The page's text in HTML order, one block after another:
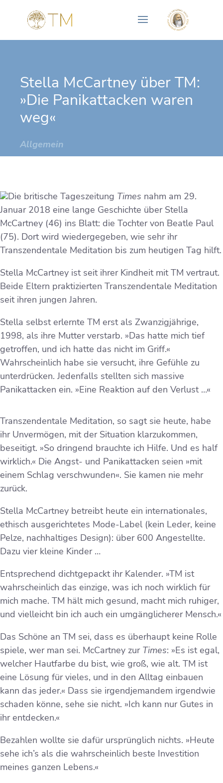
Stella McCartney über TM:
»Die Panikattacken waren
weg«
Allgemein
Die britische Tageszeitung Times nahm am 29.
Januar 2018 eine lange Geschichte über Stella
McCartney (46) ins Blatt: die Tochter von Beatle Paul
(75). Dort wird wiedergegeben, wie sehr ihr
Transzendentale Meditation bis zum heutigen Tag hilft.
Stella McCartney ist seit ihrer Kindheit mit TM vertraut.
Beide Eltern praktizierten Transzendentale Meditation
seit ihren jungen Jahren.
Stella selbst erlernte TM erst als Zwanzigjährige,
1998, als ihre Mutter verstarb. »Das hatte mich tief
getroffen, und ich hatte das nicht im Griff.«
Wahrscheinlich habe sie versucht, ihre Gefühle zu
unterdrücken. Jedenfalls stellten sich massive
Panikattacken ein. »Eine Reaktion auf den Verlust …«
Transzendentale Meditation, so sagt sie heute, habe
ihr Unvermögen, mit der Situation klarzukommen,
beseitigt. »So dringend brauchte ich Hilfe. Und es half
wirklich.« Die Angst- und Panikattacken seien »mit
einem Schlag verschwunden«. Sie kamen nie mehr
zurück.
Stella McCartney betreibt heute ein internationales,
ethisch ausgerichtetes Mode-Label (kein Leder, keine
Pelze, nachhaltiges Design): über 600 Angestellte.
Dazu vier kleine Kinder …
Entsprechend dichtgepackt ihr Kalender. »TM ist
wahrscheinlich das einzige, was ich noch wirklich für
mich mache. TM hält mich gesund, macht mich ruhiger,
und vielleicht bin ich auch ein umgänglicherer Mensch.«
Das Schöne an TM sei, dass es überhaupt keine Rolle
spiele, wer man sei. McCartney zur Times: »Es ist egal,
welcher Hautfarbe du bist, wie groß, wie alt. TM ist
eine Lösung für vieles, und in den Alltag einbauen
kann das jeder.« Dass sie irgendjemandem irgendwie
schaden könne, sehe sie nicht. »Ich kann nur Gutes in
ihr entdecken.«
Bezahlen wollte sie dafür ursprünglich nichts. »Heute
sehe ich’s als die wahrscheinlich beste Investition
meines ganzen Lebens.«